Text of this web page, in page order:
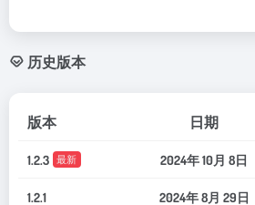
历史版本
版本 日期
1.2.3 最新 2024年 10月 8日
1.2.1 2024年 8月 29日